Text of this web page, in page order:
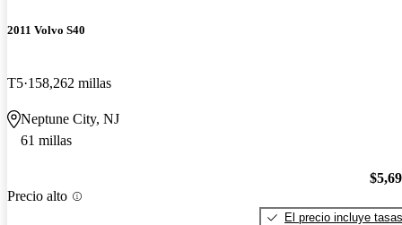
2011 Volvo S40
T5 158,262 millas
Neptune City, NJ
61 millas
Precio alto
El precio incluye tasas